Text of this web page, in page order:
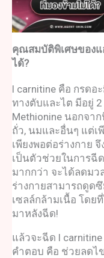
คุณสมบัติพิเศษของ
ได้?
l carnitine คือ กรดอ
ทางตับและไต มีอยู่
Methionine นอกจา
ถั่ว, นมและอื่นๆ แต่เ
เพียงพอต่อร่างกาย จึ
เป็นตัวช่วยในการฉี
มากกว่า จะได้ลดม
ร่างกายสามารถดูด
เซลล์กล้ามเนื้อ โดย
มาหลังฉีด!
แล้วจะฉีด l
คำตอบ คือ ช่วยลดไ